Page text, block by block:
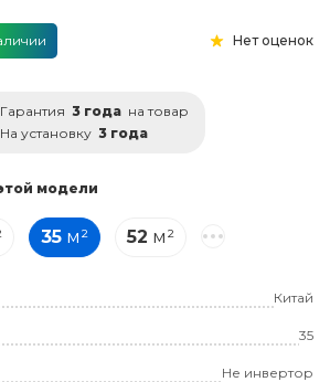
Нет оценок
Гарантия 3 года на товар
На установку 3 года
модели
35 м² 52 м²
Китай
35
Не инвертор